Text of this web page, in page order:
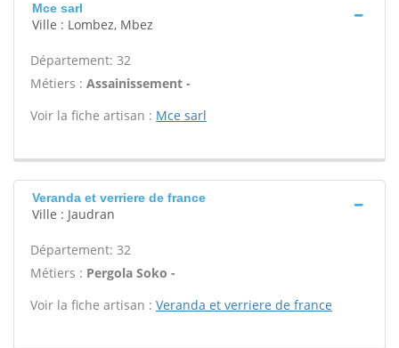
Mce sarl
Ville : Lombez, Mbez
Département: 32
Métiers : Assainissement -
Voir la fiche artisan : Mce sarl
Veranda et verriere de france
Ville : Jaudran
Département: 32
Métiers : Pergola Soko -
Voir la fiche artisan : Veranda et verriere de france